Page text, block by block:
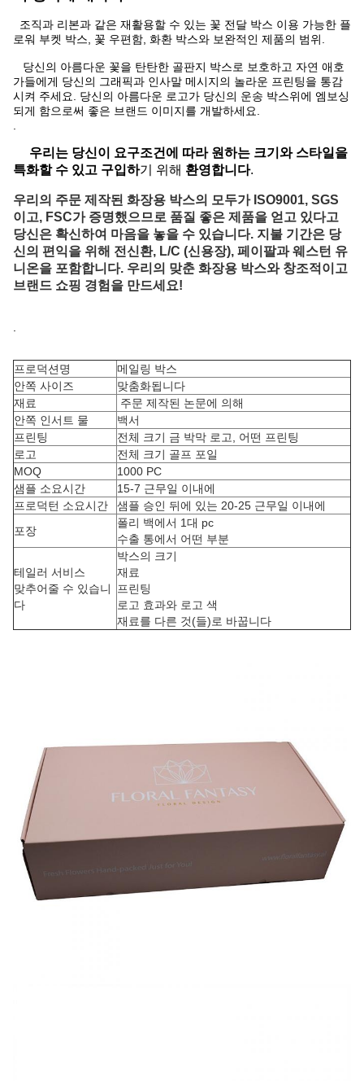
조직과 리본과 같은 재활용할 수 있는 꽃 전달 박스 이용 가능한 플
로워 부켓 박스, 꽃 우편함, 화환 박스와 보완적인 제품의 범위.
당신의 아름다운 꽃을 탄탄한 골판지 박스로 보호하고 자연 애호
가들에게 당신의 그래픽과 인사말 메시지의 놀라운 프린팅을 통감
시켜 주세요. 당신의 아름다운 로고가 당신의 운송 박스위에 엠보싱
되게 함으로써 좋은 브랜드 이미지를 개발하세요.
우리는 당신이 요구조건에 따라 원하는 크기와 스타일을
특화할 수 있고 구입하기 위해 환영합니다.
우리의 주문 제작된 화장용 박스의 모두가 ISO9001, SGS
이고, FSC가 증명했으므로 품질 좋은 제품을 얻고 있다고
당신은 확신하여 마음을 놓을 수 있습니다. 지불 기간은 당
신의 편익을 위해 전신환, L/C (신용장), 페이팔과 웨스턴 유
니온을 포함합니다. 우리의 맞춘 화장용 박스와 창조적이고
브랜드 쇼핑 경험을 만드세요!
프로덕션명
메일링 박스
안쪽 사이즈
맞춤화됩니다
재료
주문 제작된 논문에 의해
안쪽 인서트 물
백서
프린팅
전체 크기 금 박막 로고, 어떤 프린팅
로고
전체 크기 골프 포일
MOQ
1000 PC
샘플 소요시간
15-7 근무일 이내에
프로덕턴 소요시간
샘플 승인 뒤에 있는 20-25 근무일 이내에
포장
폴리 백에서 1대 pc
수출 통에서 어떤 부분
테일러 서비스
맞추어줄 수 있습니
다
박스의 크기
재료
프린팅
로고 효과와 로고 색
재료를 다른 것(들)로 바꿉니다